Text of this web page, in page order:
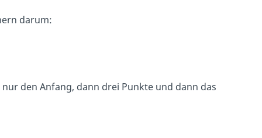
darum:
den Anfang, dann drei Punkte und dann das